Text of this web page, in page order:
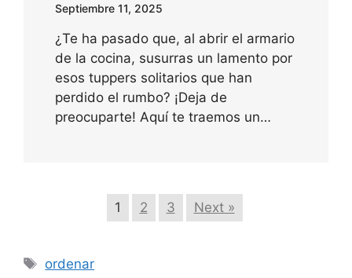
Septiembre 11, 2025
¿Te ha pasado que, al abrir el armario
de la cocina, susurras un lamento por
esos tuppers solitarios que han
perdido el rumbo? ¡Deja de
preocuparte! Aquí te traemos un…
1 2 3 Next »
Etiquetas
ordenar